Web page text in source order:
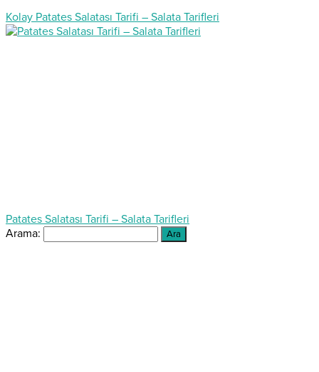
Kolay Patates Salatası Tarifi – Salata Tarifleri
Patates Salatası Tarifi – Salata Tarifleri
Arama: